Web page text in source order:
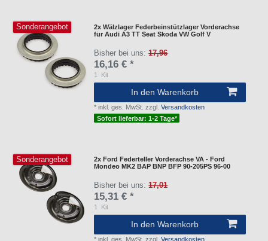
Sonderangebot
2x Wälzlager Federbeinstützlager Vorderachse
für Audi A3 TT Seat Skoda VW Golf V
Bisher bei uns:17,96
16,16 € *
1 Kit
In den Warenkorb
*inkl. ges. MwSt. zzgl.Versandkosten
Sofort lieferbar: 1-2 Tage*
Sonderangebot
2x Ford Federteller Vorderachse VA - Ford
Mondeo MK2 BAP BNP BFP 90-205PS 96-00
Bisher bei uns:17,01
15,31 € *
1 Kit
In den Warenkorb
*inkl. ges. MwSt. zzgl.Versandkosten